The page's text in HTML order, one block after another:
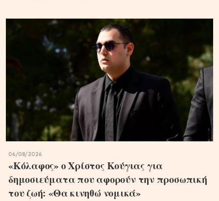
06/08/2026
«Κόλαφος» ο Χρίστος Κούγιας για
δημοσιεύματα που αφορούν την προσωπική
του ζωή: «Θα κινηθώ νομικά»